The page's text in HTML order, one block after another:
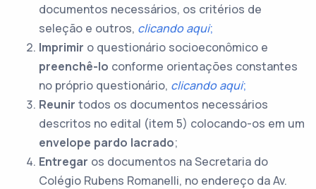
documentos necessários, os critérios de
seleção e outros, clicando aqui;
Imprimir o questionário socioeconômico e
preenchê-lo conforme orientações constantes
no próprio questionário, clicando aqui;
Reunir todos os documentos necessários
descritos no edital (item 5) colocando-os em um
envelope pardo lacrado;
Entregar os documentos na Secretaria do
Colégio Rubens Romanelli, no endereço da Av.